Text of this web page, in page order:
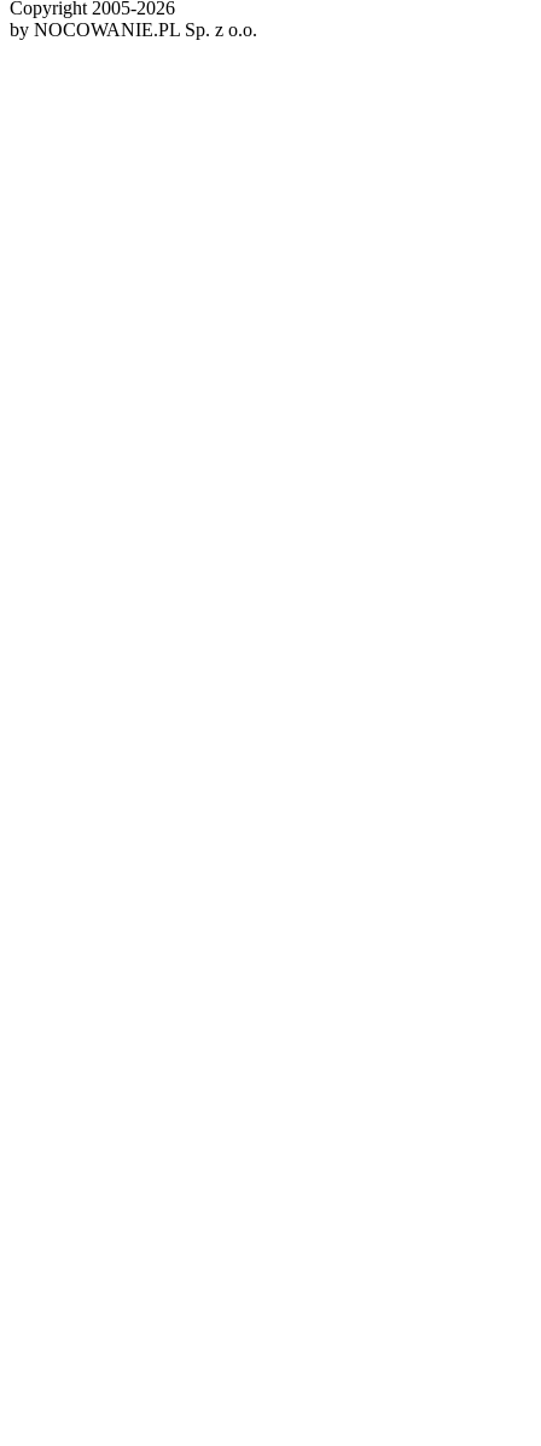
Copyright 2005-2026
by NOCOWANIE.PL Sp. z o.o.